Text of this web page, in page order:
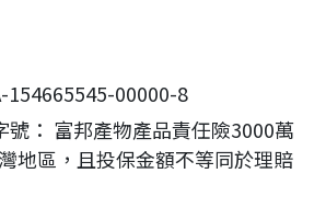
154665545-00000-8
號： 富邦產物產品責任險3000萬
地區，且投保金額不等同於理賠